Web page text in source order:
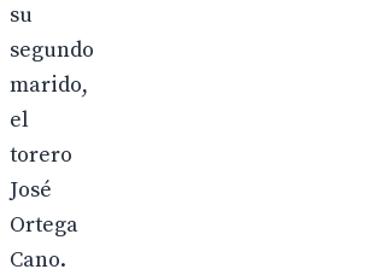
su
segundo
marido,
el
torero
José
Ortega
Cano.